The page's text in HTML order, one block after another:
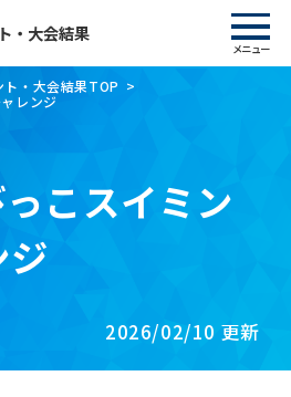
・大会結果
メニュー
・大会結果
ト・大会結果TOP
レンジ
こスイミン
2026/02/10 更新